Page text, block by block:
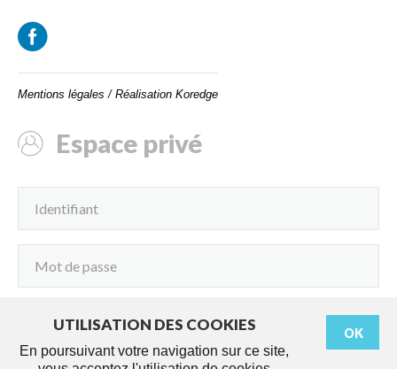
Mentions légales / Réalisation Koredge
Espace privé
OK
UTILISATION DES COOKIES
En poursuivant votre navigation sur ce site,